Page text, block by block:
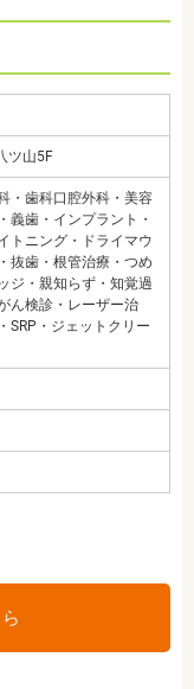
ツ山5F
・歯科口腔外科・美容
義歯・インプラント・
トニング・ドライマウ
抜歯・根管治療・つめ
ジ・親知らず・知覚過
ん検診・レーザー治
SRP・ジェットクリー